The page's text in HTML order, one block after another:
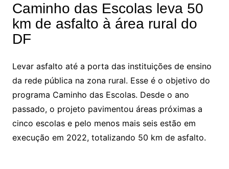
Caminho das Escolas leva 50
km de asfalto à área rural do
DF
Levar asfalto até a porta das instituições de ensino
da rede pública na zona rural. Esse é o objetivo do
programa Caminho das Escolas. Desde o ano
passado, o projeto pavimentou áreas próximas a
cinco escolas e pelo menos mais seis estão em
execução em 2022, totalizando 50 km de asfalto.